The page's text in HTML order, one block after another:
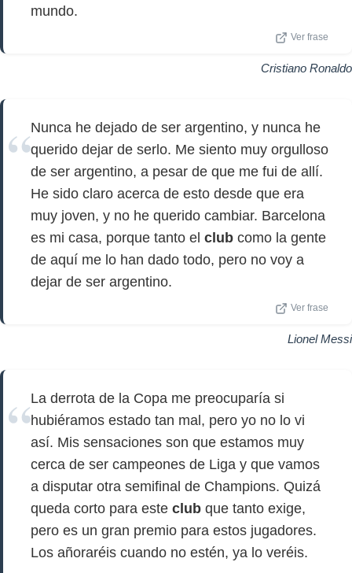
mundo.
Ver frase
Cristiano Ronaldo
Nunca he dejado de ser argentino, y nunca he
querido dejar de serlo. Me siento muy orgulloso
de ser argentino, a pesar de que me fui de allí.
He sido claro acerca de esto desde que era
muy joven, y no he querido cambiar. Barcelona
es mi casa, porque tanto el club como la gente
de aquí me lo han dado todo, pero no voy a
dejar de ser argentino.
Ver frase
Lionel Messi
La derrota de la Copa me preocuparía si
hubiéramos estado tan mal, pero yo no lo vi
así. Mis sensaciones son que estamos muy
cerca de ser campeones de Liga y que vamos
a disputar otra semifinal de Champions. Quizá
queda corto para este club que tanto exige,
pero es un gran premio para estos jugadores.
Los añoraréis cuando no estén, ya lo veréis.